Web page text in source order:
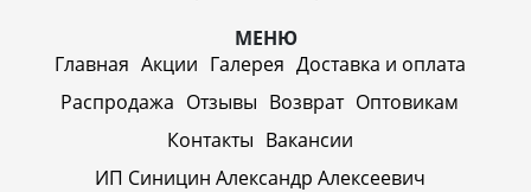
МЕНЮ
Главная Акции Галерея Доставка и оплата
Распродажа Отзывы Возврат Оптовикам
Контакты Вакансии
ИП Синицин Александр Алексеевич